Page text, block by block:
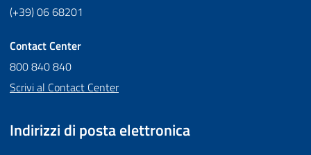
(+39) 06 68201
Contact Center
800 840 840
Scrivi al Contact Center
Indirizzi di posta elettronica